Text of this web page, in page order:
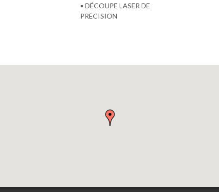
• DÉCOUPE LASER DE
PRÉCISION